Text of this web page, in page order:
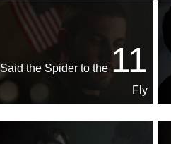
11
Said the Spider to the
Fly